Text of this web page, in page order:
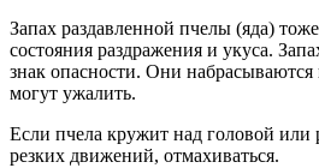
Запах раздавленной пчелы (яда)
состояния раздражения и укуса.
знак опасности. Они набрасываются
могут ужалить.
Если пчела кружит над головой или
резких движений, отмахиваться.